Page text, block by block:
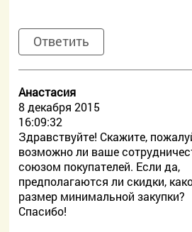
Ответить
Анастасия
8 декабря 2015
16:09:32
Здравствуйте! Скажите,
возможно ли ваше
союзом покупателей. Если да,
предполагаются ли скидки,
размер минимальной закупки?
Спасибо!